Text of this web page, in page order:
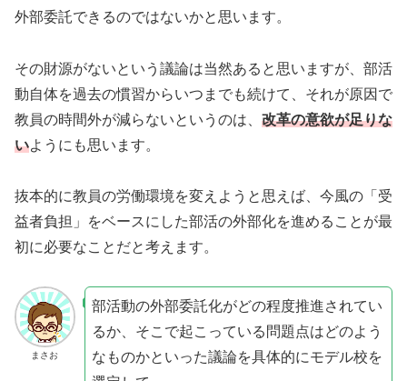
外部委託できるのではないかと思います。
その財源がないという議論は当然あると思いますが、部活
動自体を過去の慣習からいつまでも続けて、それが原因で
教員の時間外が減らないというのは、 改革の意欲が足りな
いようにも思います。
抜本的に教員の労働環境を変えようと思えば、今風の「受
益者負担」をベースにした部活の外部化を進めることが最
初に必要なことだと考えます。
まさお
部活動の外部委託化がどの程度推進されてい
るか、そこで起こっている問題点はどのよう
なものかといった議論を具体的にモデル校を